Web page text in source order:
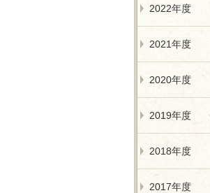
2022年度
2021年度
2020年度
2019年度
2018年度
2017年度